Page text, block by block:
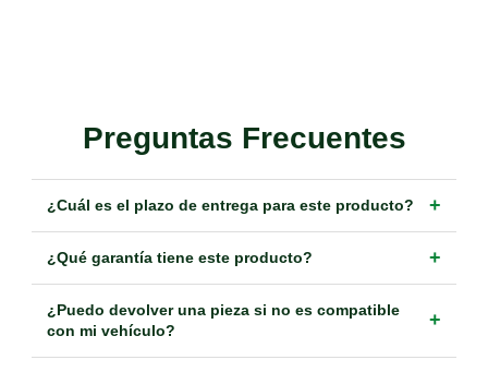
Preguntas Frecuentes
¿Cuál es el plazo de entrega para este producto? +
¿Qué garantía tiene este producto? +
¿Puedo devolver una pieza si no es compatible
con mi vehículo?
+